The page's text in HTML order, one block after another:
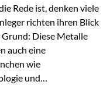
Rede ist, denken viele
richten ihren Blick
Diese Metalle
auch eine
wie
und